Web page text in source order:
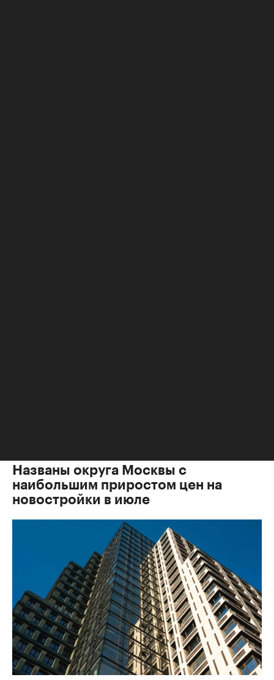
Названы округа Москвы с
наибольшим приростом цен на
новостройки в июле